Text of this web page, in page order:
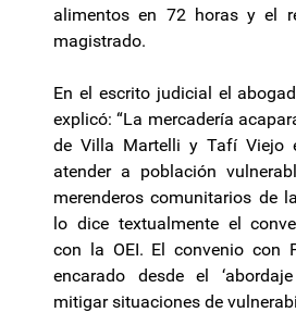
alimentos en 72 horas y el
magistrado.
En el escrito judicial el
explicó: “La mercadería
de Villa Martelli y Tafí Viejo
atender a población
merenderos comunitarios de
lo dice textualmente el
con la OEI. El convenio con
encarado desde el
mitigar situaciones de